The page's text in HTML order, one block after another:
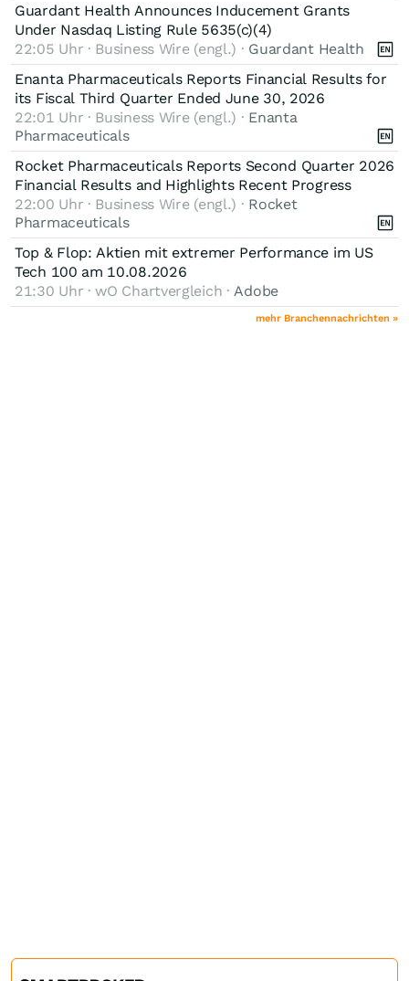
Guardant Health Announces Inducement Grants
Under Nasdaq Listing Rule 5635(c)(4)
22:05 Uhr · Business Wire (engl.) · Guardant Health
Enanta Pharmaceuticals Reports Financial Results for
its Fiscal Third Quarter Ended June 30, 2026
22:01 Uhr · Business Wire (engl.) · Enanta
Pharmaceuticals
Rocket Pharmaceuticals Reports Second Quarter 2026
Financial Results and Highlights Recent Progress
22:00 Uhr · Business Wire (engl.) · Rocket
Pharmaceuticals
Top & Flop: Aktien mit extremer Performance im US
Tech 100 am 10.08.2026
21:30 Uhr · wO Chartvergleich · Adobe
mehr Branchennachrichten »